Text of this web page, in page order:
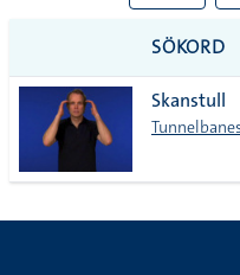
till
alla i
lista
SÖKORD
Skanstull